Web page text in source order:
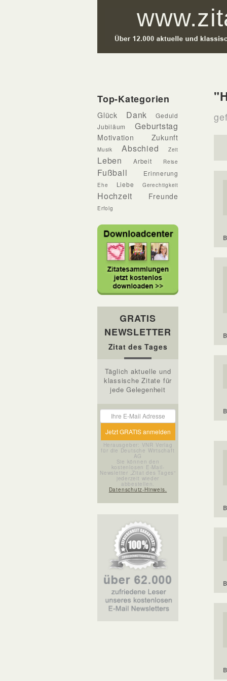
Top-Kategorien
Glück Dank
Geduld
Jubiläum
Geburtstag
Motivation Zukunft
Musik Abschied Zeit
Leben Arbeit Reise
Fußball Erinnerung
Ehe Liebe Gerechtigkeit
Hochzeit Freunde
Erfolg
GRATIS
NEWSLETTER
Zitat des Tages
Täglich aktuelle und
klassische Zitate für
jede Gelegenheit
Herausgeber: VNR Verlag
für die Deutsche Wirtschaft
AG
Sie können den
kostenlosen E-Mail-
Newsletter „Zitat des Tages“
jederzeit wieder
abbestellen.
Datenschutz-Hinweis.